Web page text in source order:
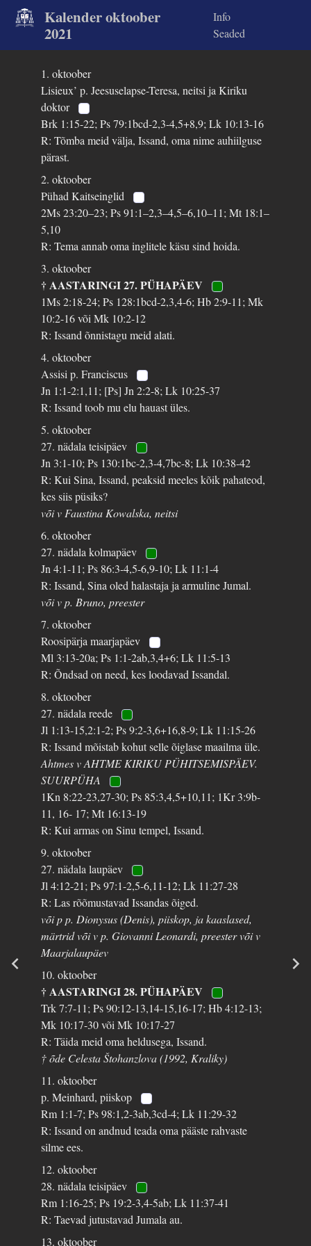
Kalender oktoober
2021
Info
Seaded
1. oktoober
Lisieux’ p. Jeesuselapse-Teresa, neitsi ja Kiriku
doktor
Brk 1:15-22; Ps 79:1bcd-2,3-4,5+8,9; Lk 10:13-16
R: Tõmba meid välja, Issand, oma nime auhiilguse
pärast.
2. oktoober
Pühad Kaitseinglid
2Ms 23:20–23; Ps 91:1–2,3–4,5–6,10–11; Mt 18:1–
5,10
R: Tema annab oma inglitele käsu sind hoida.
3. oktoober
† AASTARINGI 27. PÜHAPÄEV
1Ms 2:18-24; Ps 128:1bcd-2,3,4-6; Hb 2:9-11; Mk
10:2-16 või Mk 10:2-12
R: Issand õnnistagu meid alati.
4. oktoober
Assisi p. Franciscus
Jn 1:1-2:1,11; [Ps] Jn 2:2-8; Lk 10:25-37
R: Issand toob mu elu hauast üles.
5. oktoober
27. nädala teisipäev
Jn 3:1-10; Ps 130:1bc-2,3-4,7bc-8; Lk 10:38-42
R: Kui Sina, Issand, peaksid meeles kõik pahateod,
kes siis püsiks?
või v Faustina Kowalska, neitsi
6. oktoober
27. nädala kolmapäev
Jn 4:1-11; Ps 86:3-4,5-6,9-10; Lk 11:1-4
R: Issand, Sina oled halastaja ja armuline Jumal.
või v p. Bruno, preester
7. oktoober
Roosipärja maarjapäev
Ml 3:13-20a; Ps 1:1-2ab,3,4+6; Lk 11:5-13
R: Õndsad on need, kes loodavad Issandal.
8. oktoober
27. nädala reede
Jl 1:13-15,2:1-2; Ps 9:2-3,6+16,8-9; Lk 11:15-26
R: Issand mõistab kohut selle õiglase maailma üle.
Ahtmes v AHTME KIRIKU PÜHITSEMISPÄEV.
SUURPÜHA
1Kn 8:22-23,27-30; Ps 85:3,4,5+10,11; 1Kr 3:9b-
11, 16- 17; Mt 16:13-19
R: Kui armas on Sinu tempel, Issand.
9. oktoober
27. nädala laupäev
Jl 4:12-21; Ps 97:1-2,5-6,11-12; Lk 11:27-28
R: Las rõõmustavad Issandas õiged.
või p p. Dionysus (Denis), piiskop, ja kaaslased,
märtrid või v p. Giovanni Leonardi, preester või v
Maarjalaupäev
10. oktoober
† AASTARINGI 28. PÜHAPÄEV
Trk 7:7-11; Ps 90:12-13,14-15,16-17; Hb 4:12-13;
Mk 10:17-30 või Mk 10:17-27
R: Täida meid oma heldusega, Issand.
† õde Celesta Štohanzlova (1992, Kraliky)
11. oktoober
p. Meinhard, piiskop
Rm 1:1-7; Ps 98:1,2-3ab,3cd-4; Lk 11:29-32
R: Issand on andnud teada oma pääste rahvaste
silme ees.
12. oktoober
28. nädala teisipäev
Rm 1:16-25; Ps 19:2-3,4-5ab; Lk 11:37-41
R: Taevad jutustavad Jumala au.
13. oktoober